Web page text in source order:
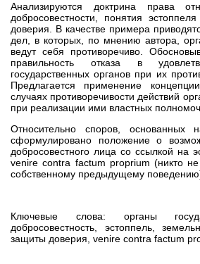
Анализируются доктрина права
добросовестности, понятия
доверия. В качестве примера
дел, в которых, по мнению автора,
ведут себя противоречиво.
правильность отказа в
государственных органов при их
Предлагается применение
случаях противоречивости действий
при реализации ими властных
Относительно споров, основанных
сформулировано положение о
добросовестного лица со ссылкой на
venire contra factum proprium (никто
собственному предыдущему
Ключевые слова: органы
добросовестность, эстоппель,
защиты доверия, venire contra factum